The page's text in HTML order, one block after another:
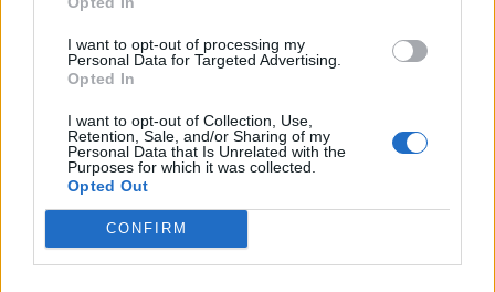
I want to opt-out of processing my
Personal Data for Targeted Advertising.
Opted In
I want to opt-out of Collection, Use,
Retention, Sale, and/or Sharing of my
Personal Data that Is Unrelated with the
Purposes for which it was collected.
Opted Out
CONFIRM
Δήμος Ευρώτα: Σκουριά και φθορά η
αμείλικτη πραγματικότητα…
04/08/2026 09:07